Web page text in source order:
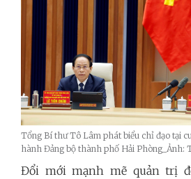
Tổng Bí thư Tô Lâm phát biểu chỉ đạo tại
hành Đảng bộ thành phố Hải Phòng_Ảnh:
Đổi mới mạnh mẽ quản trị